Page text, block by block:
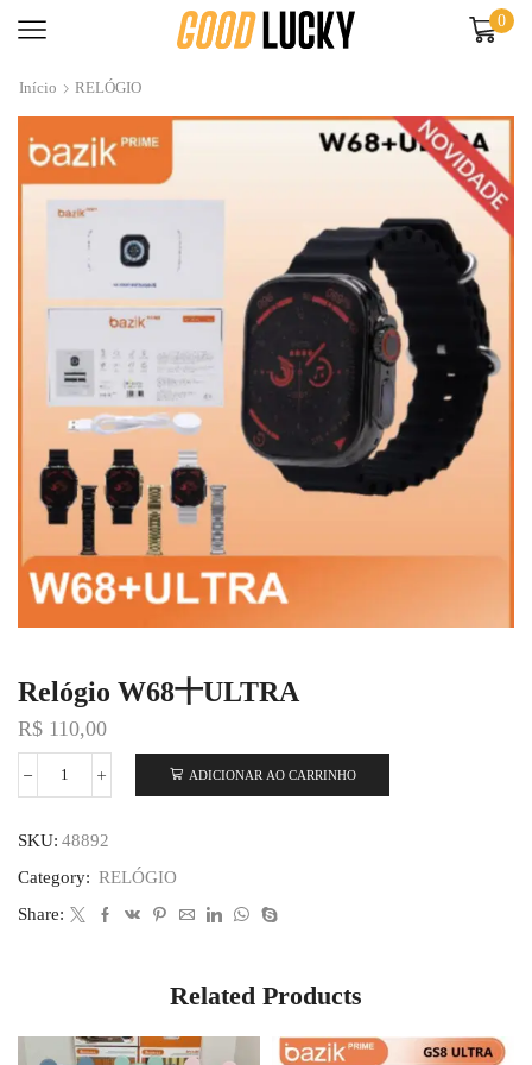
0
Início RELÓGIO
Relógio W68十ULTRA
R$ 110,00
ADICIONAR AO CARRINHO
SKU: 48892
Category: RELÓGIO
Share:
Related Products